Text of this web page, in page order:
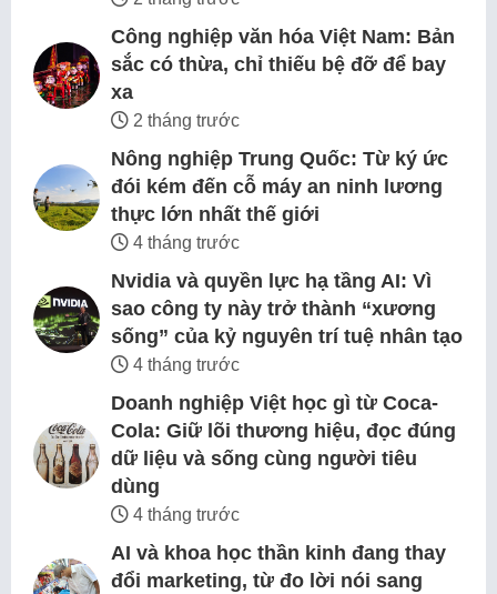
Công nghiệp văn hóa Việt Nam: Bản
sắc có thừa, chỉ thiếu bệ đỡ để bay
xa
2 tháng trước
Nông nghiệp Trung Quốc: Từ ký ức
đói kém đến cỗ máy an ninh lương
thực lớn nhất thế giới
4 tháng trước
Nvidia và quyền lực hạ tầng AI: Vì
sao công ty này trở thành “xương
sống” của kỷ nguyên trí tuệ nhân tạo
4 tháng trước
Doanh nghiệp Việt học gì từ Coca-
Cola: Giữ lõi thương hiệu, đọc đúng
dữ liệu và sống cùng người tiêu
dùng
4 tháng trước
AI và khoa học thần kinh đang thay
đổi marketing, từ đo lời nói sang